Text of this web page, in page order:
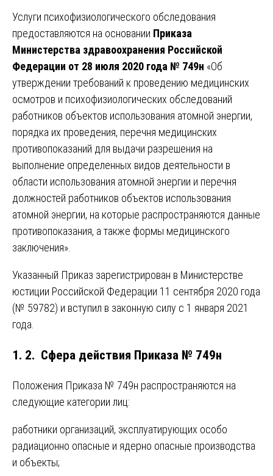
Услуги психофизиологического обследования
предоставляются на основании Приказа
Министерства здравоохранения Российской
Федерации от 28 июля 2020 года № 749н «Об
утверждении требований к проведению медицинских
осмотров и психофизиологических обследований
работников объектов использования атомной энергии,
порядка их проведения, перечня медицинских
противопоказаний для выдачи разрешения на
выполнение определенных видов деятельности в
области использования атомной энергии и перечня
должностей работников объектов использования
атомной энергии, на которые распространяются данные
противопоказания, а также формы медицинского
заключения».
Указанный Приказ зарегистрирован в Министерстве
юстиции Российской Федерации 11 сентября 2020 года
(№ 59782) и вступил в законную силу с 1 января 2021
года.
1. 2. Сфера действия Приказа № 749н
Положения Приказа № 749н распространяются на
следующие категории лиц:
работники организаций, эксплуатирующих особо
радиационно опасные и ядерно опасные производства
и объекты;